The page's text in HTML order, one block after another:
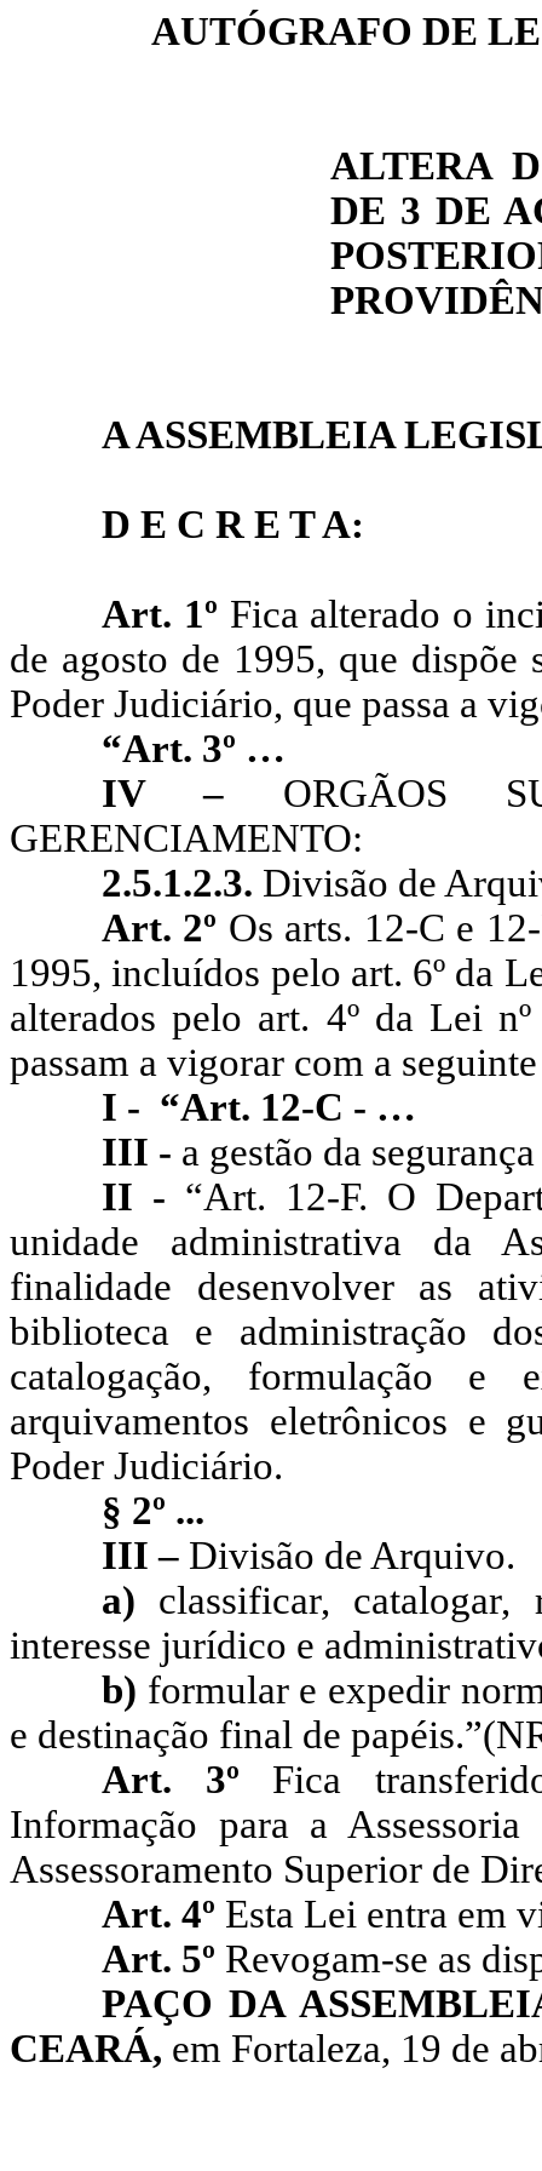
AUTÓGRAFO DE
ALTERA
DE 3 DE
A ASSEMBLEIA
D E C R E T A:
Art. 1º Fica alterado o
de agosto de 1995, que
Poder Judiciário, que passa a
“Art. 3º …
IV – ORGÃOS
GERENCIAMENTO:
2.5.1.2.3. Divisão de
Art. 2º Os arts. 12-C e
1995, incluídos pelo art. 6º da
alterados pelo art. 4º da Lei
passam a vigorar com a
I - “Art. 12-C - …
III - a gestão da
II - “Art. 12-F. O
unidade administrativa da
finalidade desenvolver as
biblioteca e administração
catalogação, formulação e
arquivamentos eletrônicos e
Poder Judiciário.
§ 2º ...
III – Divisão de Arquivo.
a) classificar,
interesse jurídico e
b) formular e expedir
e destinação final de
Art. 3º Fica
Informação para a
Assessoramento Superior de
Art. 4º Esta Lei entra em
Art. 5º Revogam-se as
PAÇO DA
CEARÁ, em Fortaleza, 19 de